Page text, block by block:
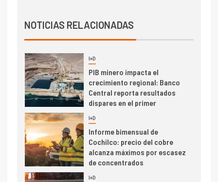
NOTICIAS RELACIONADASProducción minera en mayo de
2026 cae 10,6%
3 I+D
PIB minero impacta el
crecimiento regional: Banco
Central reporta resultados
dispares en el primer
4 I+D
Informe bimensual de
Cochilco: precio del cobre
alcanza máximos por escasez
de concentrados
5 I+D